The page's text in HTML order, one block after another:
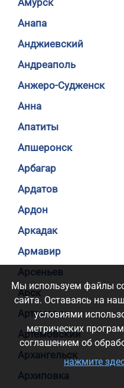
Амурск
Анапа
Анджиевский
Андреаполь
Анжеро-Судженск
Анна
Апатиты
Апшеронск
Арбагар
Ардатов
Ардон
Аркадак
Армавир
Арсеньев
Арск
Артемовск
Артемовский
Архангельск
Архиповка
Мы используем файлы
сайта. Оставаясь на
условиями
метрических
соглашением об
нажмите